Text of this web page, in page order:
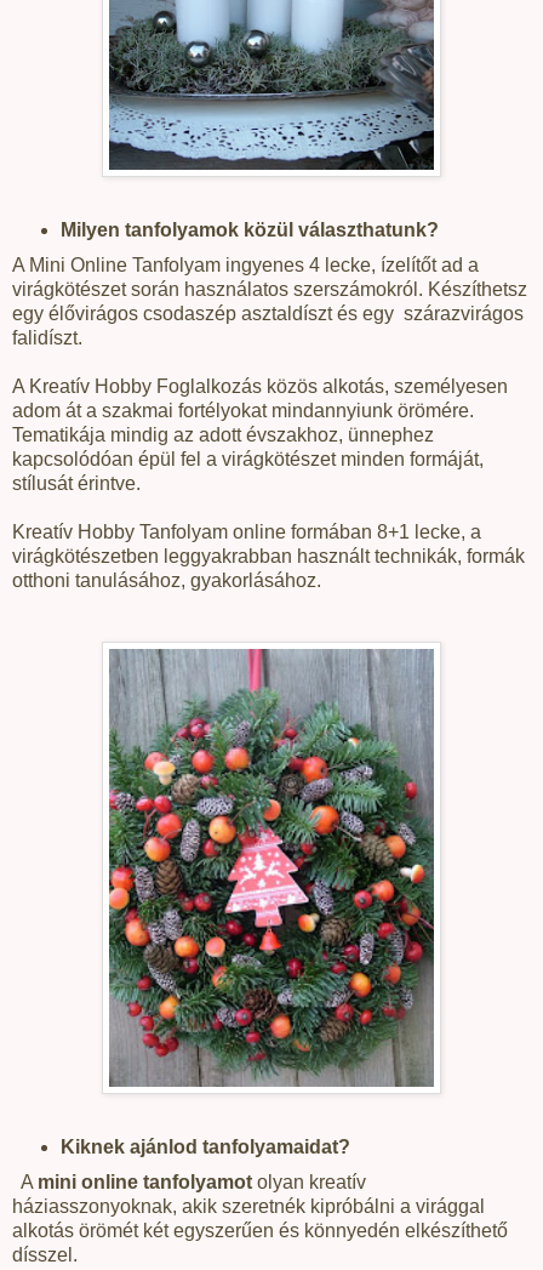
Milyen tanfolyamok közül választhatunk?
A Mini Online Tanfolyam ingyenes 4 lecke, ízelítőt ad a
virágkötészet során használatos szerszámokról. Készíthetsz
egy élővirágos csodaszép asztaldíszt és egy szárazvirágos
falidíszt.
A Kreatív Hobby Foglalkozás közös alkotás, személyesen
adom át a szakmai fortélyokat mindannyiunk örömére.
Tematikája mindig az adott évszakhoz, ünnephez
kapcsolódóan épül fel a virágkötészet minden formáját,
stílusát érintve.
Kreatív Hobby Tanfolyam online formában 8+1 lecke, a
virágkötészetben leggyakrabban használt technikák, formák
otthoni tanulásához, gyakorlásához.
Kiknek ajánlod tanfolyamaidat?
A mini online tanfolyamot olyan kreatív
háziasszonyoknak, akik szeretnék kipróbálni a virággal
alkotás örömét két egyszerűen és könnyedén elkészíthető
dísszel.